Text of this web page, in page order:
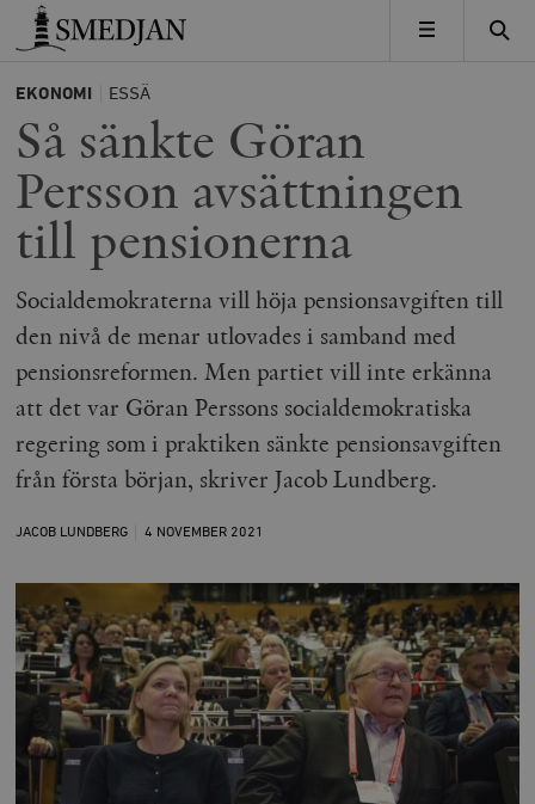
Timbro
MENY
EKONOMI ESSÄ
Så sänkte Göran
Persson avsättningen
till pensionerna
Socialdemokraterna vill höja pensionsavgiften till
den nivå de menar utlovades i samband med
pensionsreformen. Men partiet vill inte erkänna
att det var Göran Perssons socialdemokratiska
regering som i praktiken sänkte pensionsavgiften
från första början, skriver Jacob Lundberg.
JACOB LUNDBERG 4 NOVEMBER 2021